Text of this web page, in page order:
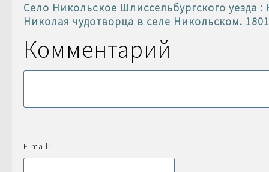
Село Никольское Шлиссельбургского уезда
Николая чудотворца в селе Никольском.
Комментарий
E-mail: